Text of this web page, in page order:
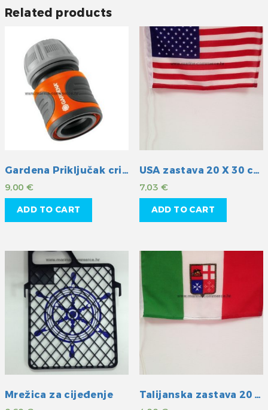
Related products
Gardena Priključak crijeva 1/2″
9,00 €
ADD TO CART
USA zastava 20 X 30 cm
7,03 €
ADD TO CART
Mrežica za cijeđenje Talijanska zastava 20 X 30 cm